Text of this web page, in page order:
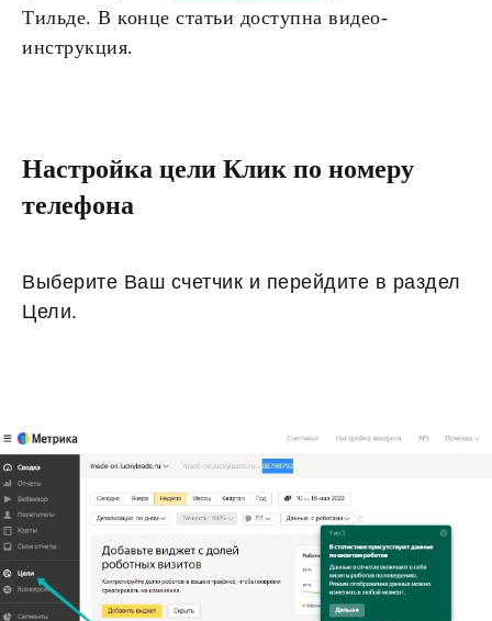
Тильде. В конце статьи доступна видео-
инструкция.
Настройка цели Клик по номеру
телефона
Выберите Ваш счетчик и перейдите в раздел
Цели.